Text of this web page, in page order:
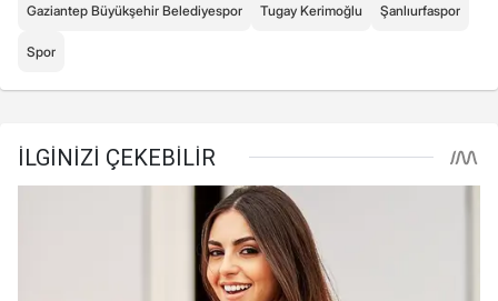
Gaziantep Büyükşehir Belediyespor Tugay Kerimoğlu Şanlıurfaspor
Spor